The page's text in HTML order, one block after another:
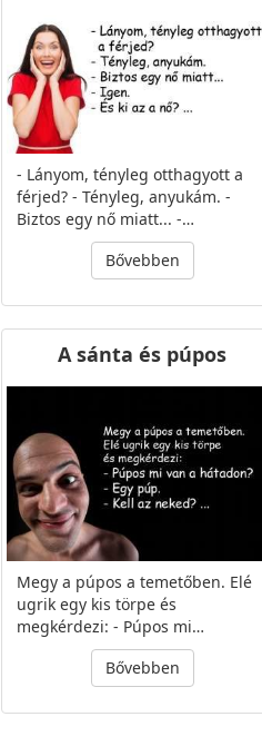
- Lányom, tényleg otthagyott a
férjed? - Tényleg, anyukám. -
Biztos egy nő miatt... -…
Bővebben
A sánta és púpos
Megy a púpos a temetőben. Elé
ugrik egy kis törpe és
megkérdezi: - Púpos mi…
Bővebben